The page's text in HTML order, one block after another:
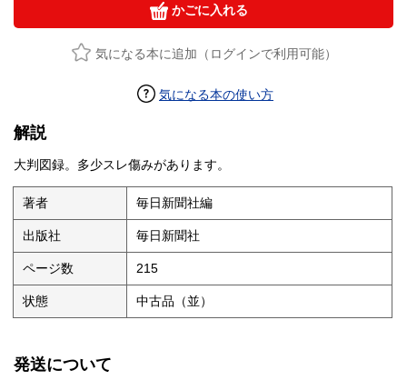
かごに入れる
気になる本に追加（ログインで利用可能）
気になる本の使い方
解説
大判図録。多少スレ傷みがあります。
著者 毎日新聞社編
出版社 毎日新聞社
ページ数 215
状態 中古品（並）
発送について